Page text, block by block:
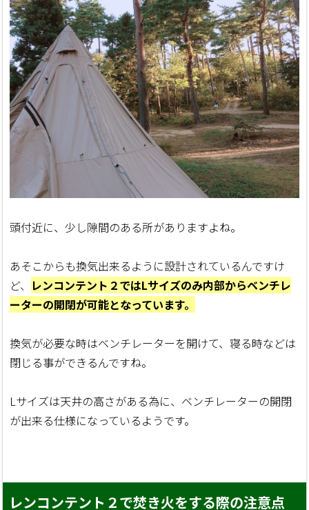
頭付近に、少し隙間のある所がありますよね。
あそこからも換気出来るように設計されているんですけ
ど、 レンコンテント２ではLサイズのみ内部からベンチレ
ーターの開閉が可能となっています。
換気が必要な時はベンチレーターを開けて、寝る時などは
閉じる事ができるんですね。
Lサイズは天井の高さがある為に、ベンチレーターの開閉
が出来る仕様になっているようです。
レンコンテント２で焚き火をする際の注意点